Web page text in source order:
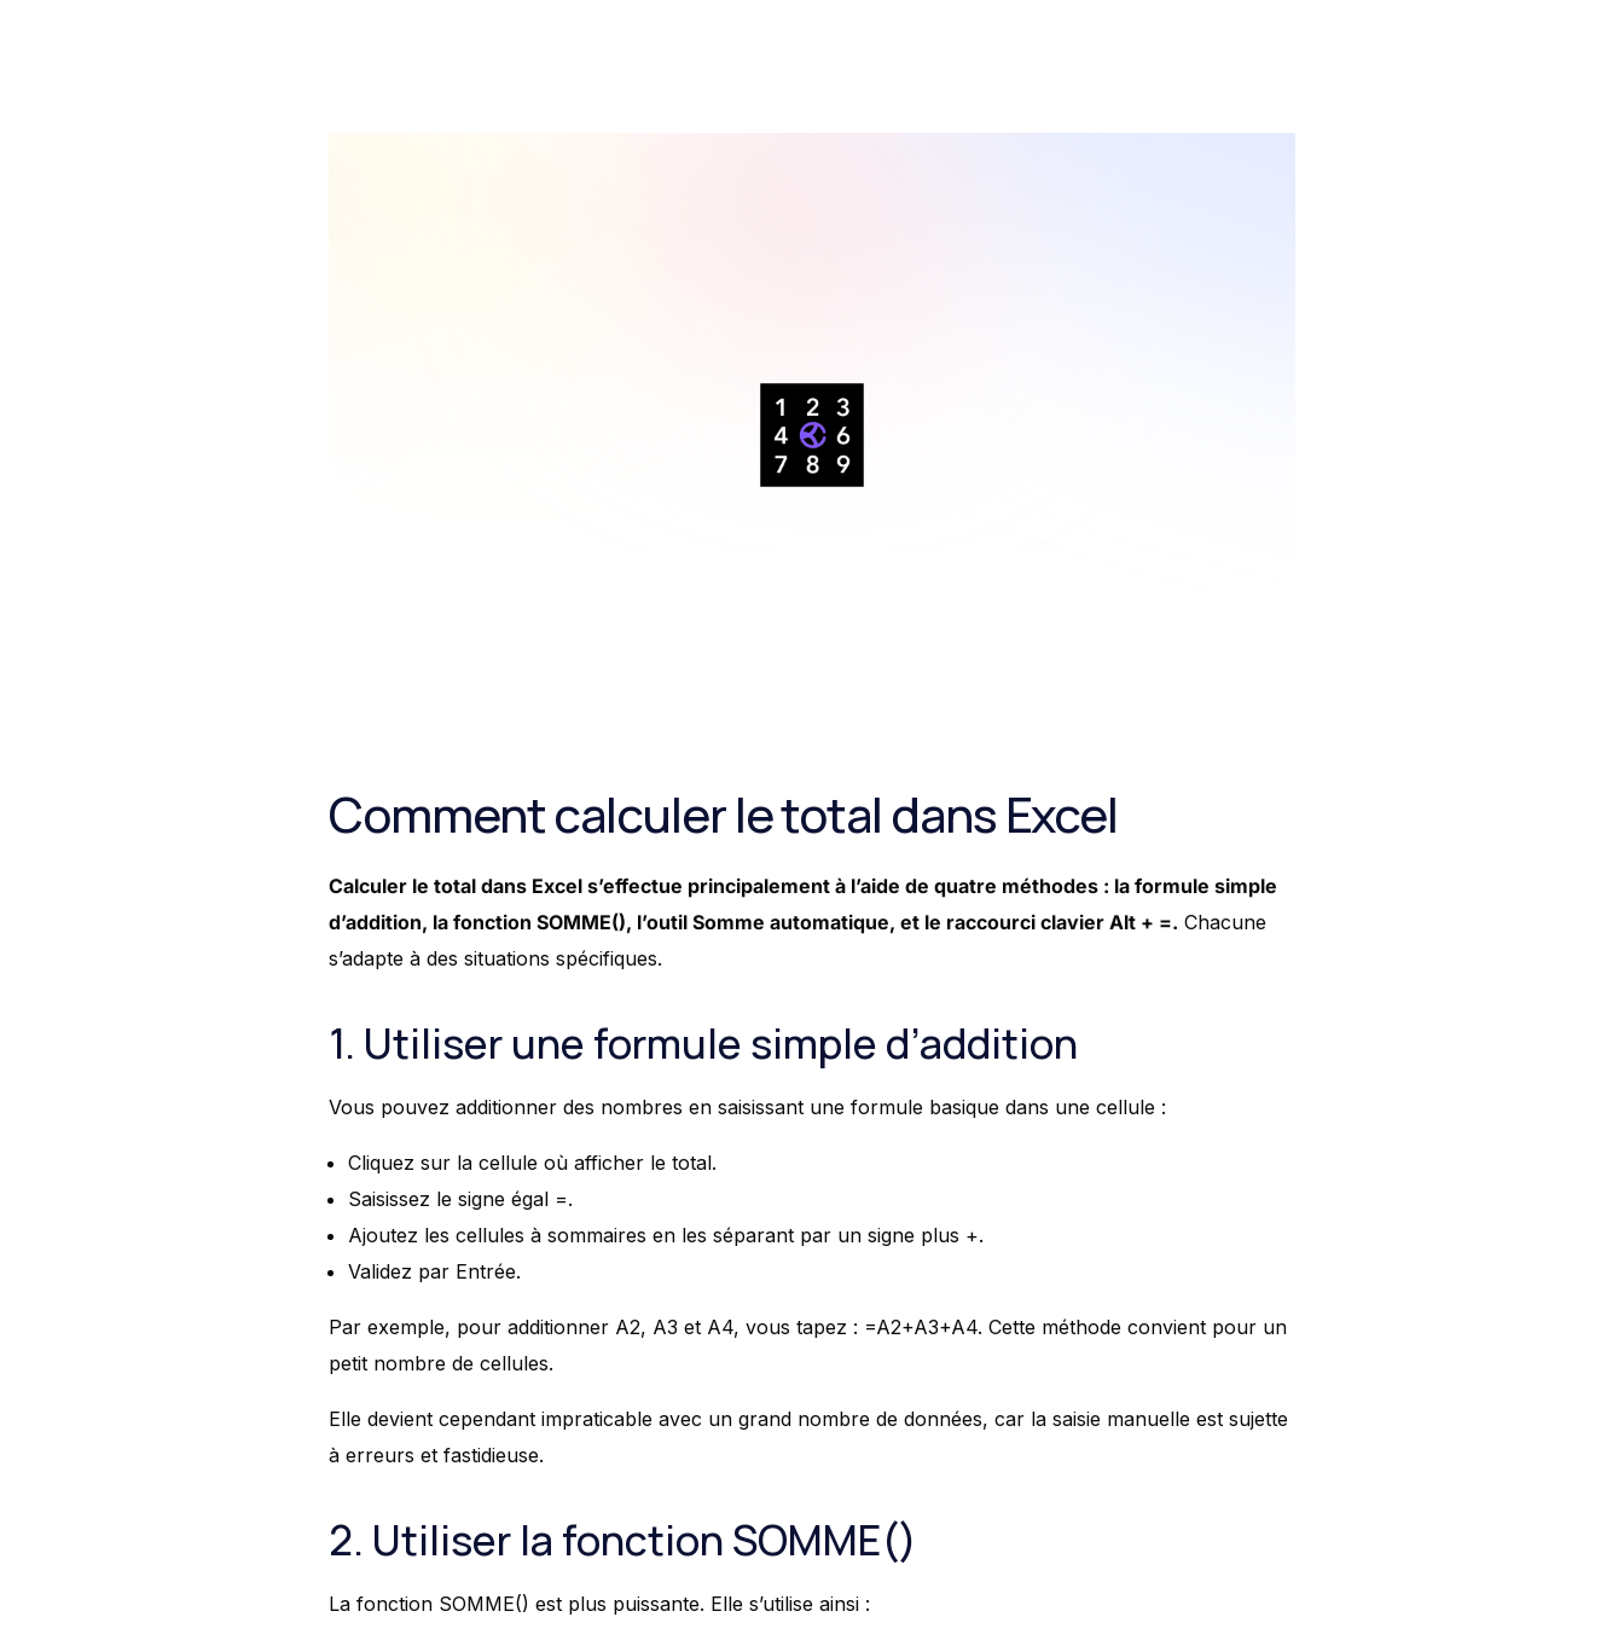
Comment calculer le total dans Excel
Calculer le total dans Excel s’effectue principalement à l’aide de quatre méthodes : la formule simple
d’addition, la fonction SOMME(), l’outil Somme automatique, et le raccourci clavier Alt + =. Chacune
s’adapte à des situations spécifiques.
1. Utiliser une formule simple d’addition
Vous pouvez additionner des nombres en saisissant une formule basique dans une cellule :
Cliquez sur la cellule où afficher le total.
Saisissez le signe égal =.
Ajoutez les cellules à sommaires en les séparant par un signe plus +.
Validez par Entrée.
Par exemple, pour additionner A2, A3 et A4, vous tapez : =A2+A3+A4. Cette méthode convient pour un
petit nombre de cellules.
Elle devient cependant impraticable avec un grand nombre de données, car la saisie manuelle est sujette
à erreurs et fastidieuse.
2. Utiliser la fonction SOMME()
La fonction SOMME() est plus puissante. Elle s’utilise ainsi :